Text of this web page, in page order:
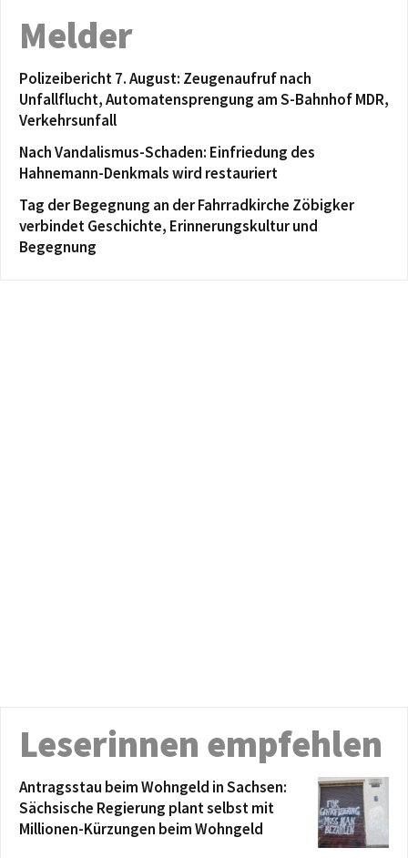
Melder
Polizeibericht 7. August: Zeugenaufruf nach
Unfallflucht, Automatensprengung am S-Bahnhof MDR,
Verkehrsunfall
Nach Vandalismus-Schaden: Einfriedung des
Hahnemann-Denkmals wird restauriert
Tag der Begegnung an der Fahrradkirche Zöbigker
verbindet Geschichte, Erinnerungskultur und
Begegnung
Leserinnen empfehlen
Antragsstau beim Wohngeld in Sachsen:
Sächsische Regierung plant selbst mit
Millionen-Kürzungen beim Wohngeld